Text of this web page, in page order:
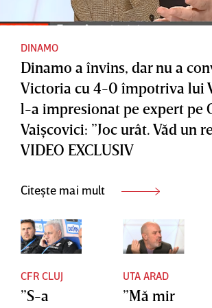
alerga” |
VIDEO
EXCLUSI
V
ridice cu
buzunare
goale?” |
VIDEO
EXCLUSI
V
DINAMO
Dinamo a învins, dar nu a
Victoria cu 4-0 împotriva lui
l-a impresionat pe expert pe
Vaişcovici: ”Joc urât. Văd un
VIDEO EXCLUSIV
Citește mai mult
CFR CLUJ
”S-a
UTA ARAD
”Mă mir